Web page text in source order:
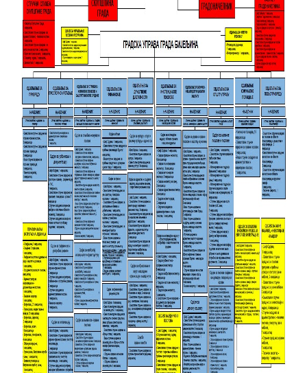
PRELIMINARNA RANG LISTA KANDIDATA KOJI
SU OSTVARILI PRAVO NA GRADSKI MJESEČNI
BORAČKI DODATAK ZA DEMOBILISANE
BORCE VOJSKE REPUBLIKE SRPSKE U STANjU
SOCIJALNE POTREBE
Od 27. jula prijem zahtjeva za novčanu
pomoć za nabavku školskog pribora
osnovcima
Obrasci zahtjeva za regresirano gorivo
dostupni od 13. marta do 15. novembra
Zahtjev za izdavanje PONOSNE KARTICE
Obavještenje o zabrani saobraćaja 6. i 7.
avgusta
Obavještenje za preduzetnika - Vera Ujić